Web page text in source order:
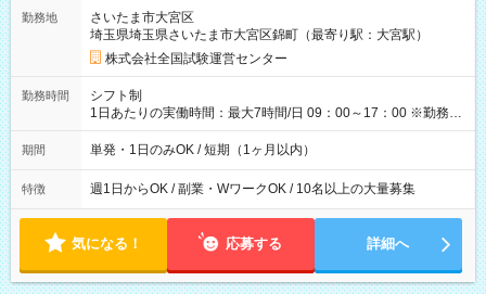
例】 ・河合塾模擬試験 8:30～17:30（休憩1時間） 時給1,300円
×8時間＝日収10,400円＋交通費 ※当日の役割により時給＋100
円の場合あり ・国家試験 7:00～13:30（休憩なし） 時給1,300
円（役割手当＋100円）×6時間＝日収8,400円＋交通費 【試用期
間】試用期間なし
勤務地
さいたま市大宮区
埼玉県埼玉県さいたま市大宮区錦町（最寄り駅：大宮駅）
株式会社全国試験運営センター
勤務時間
シフト制
1日あたりの実働時間：最大7時間/日 09：00～17：00 ※勤務時
間は 試験により異なります。
期間 単発・1日のみOK / 短期（1ヶ月以内）
特徴 週1日からOK / 副業・WワークOK / 10名以上の大量募集
気になる！ 応募する 詳細へ